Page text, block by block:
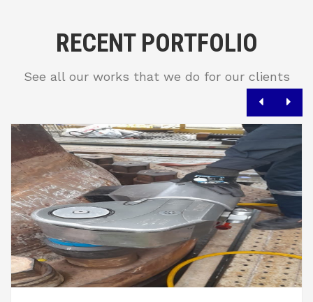
RECENT PORTFOLIO
See all our works that we do for our clients